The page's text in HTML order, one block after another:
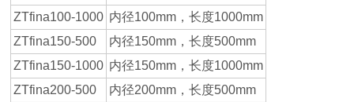
ZTfina100-1000 内径100mm，长度1000mm
ZTfina150-500
内径150mm，长度500mm
ZTfina150-1000 内径150mm，长度1000mm
ZTfina200-500
内径200mm，长度500mm